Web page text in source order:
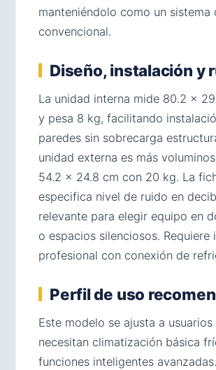
manteniéndolo como un sistema
convencional.
Diseño, instalación y
La unidad interna mide 80.2 ×
y pesa 8 kg, facilitando
paredes sin sobrecarga
unidad externa es más
54.2 × 24.8 cm con 20 kg. La
especifica nivel de ruido en
relevante para elegir equipo en
o espacios silenciosos. Requiere
profesional con conexión de
Perfil de uso
Este modelo se ajusta a usuarios
necesitan climatización básica
funciones inteligentes